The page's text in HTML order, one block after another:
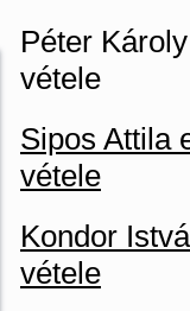
Péter
vétele
Sipos Attila
vétele
Kondor
vétele